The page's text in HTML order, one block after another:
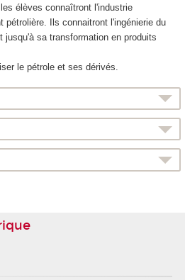
élèves connaîtront l'industrie
pétrolière. Ils connaitront l'ingénierie du
jusqu'à sa transformation en produits
le pétrole et ses dérivés.